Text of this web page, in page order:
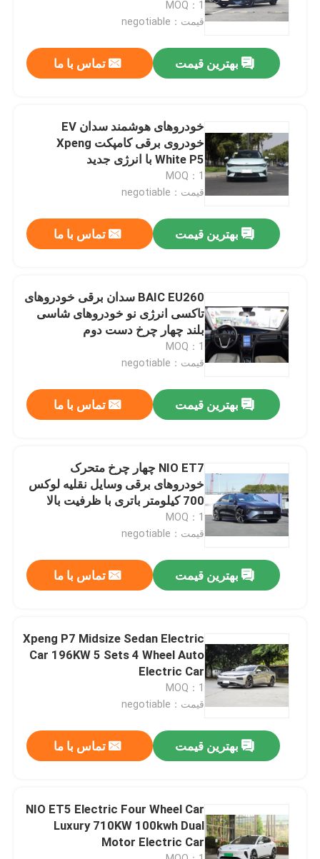
محصولات
فیلم های
دربارهی ما
کنترل کیفیت
اخبار
درخواست نقل قول
MOQ：1
قیمت：negotiable
بهترین قیمت تماس با ما
خودروهای هوشمند سدان EV
خودروی برقی کامپکت Xpeng
White P5 با انرژی جدید
MOQ：1
قیمت：negotiable
بهترین قیمت تماس با ما
BAIC EU260 سدان برقی خودروهای
تاکسی انرژی نو خودروهای شاسی
بلند چهار چرخ دست دوم
MOQ：1
قیمت：negotiable
بهترین قیمت تماس با ما
NIO ET7 چهار چرخ متحرک
خودروهای برقی وسایل نقلیه لوکس
700 کیلومتر باتری با ظرفیت بالا
MOQ：1
قیمت：negotiable
بهترین قیمت تماس با ما
Xpeng P7 Midsize Sedan Electric
Car 196KW 5 Sets 4 Wheel Auto
Electric Car
MOQ：1
قیمت：negotiable
بهترین قیمت تماس با ما
NIO ET5 Electric Four Wheel Car
Luxury 710KW 100kwh Dual
Motor Electric Car